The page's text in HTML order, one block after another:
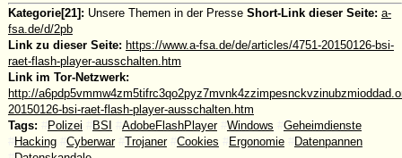
Kategorie[21]: Unsere Themen in der Presse Short-Link dieser Seite: a-
fsa.de/d/2pb
Link zu dieser Seite: https://www.a-fsa.de/de/articles/4751-20150126-bsi-
raet-flash-player-ausschalten.htm
Link im Tor-Netzwerk:
http://
20150126-bsi-raet-flash-player-ausschalten.htm
Tags:
Polizei BSI AdobeFlashPlayer Windows
Geheimdienste
Hacking Cyberwar Trojaner Cookies Ergonomie
Datenpannen